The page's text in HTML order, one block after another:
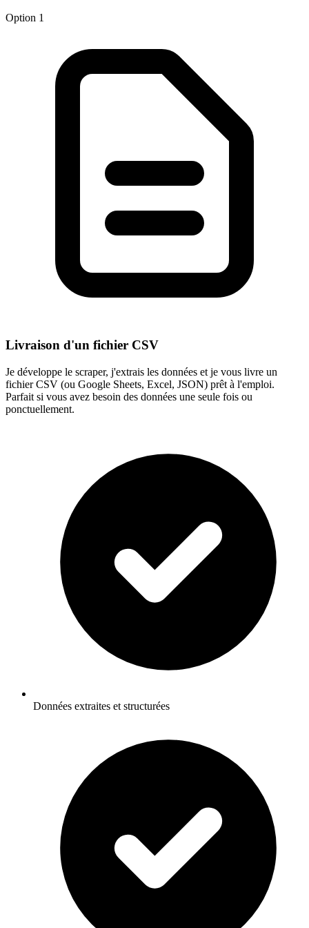
Option 1
Livraison d'un fichier CSV
Je développe le scraper, j'extrais les données et je vous livre un
fichier CSV (ou Google Sheets, Excel, JSON) prêt à l'emploi.
Parfait si vous avez besoin des données une seule fois ou
ponctuellement.
Données extraites et structurées